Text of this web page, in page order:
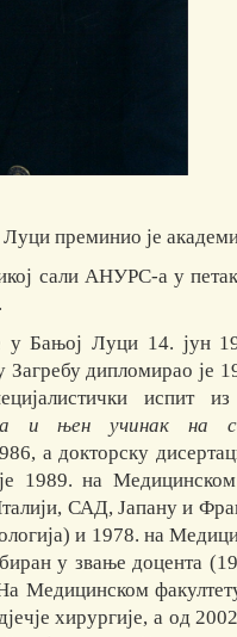
преминио је
сали АНУРС-а у
Бањој Луци 14. јун
дипломирао је
испит
и њен учинак на
a докторску
1989. на
САД, Јапану и
и 1978. на
у звање доцента
Медицинском
хирургије, а од